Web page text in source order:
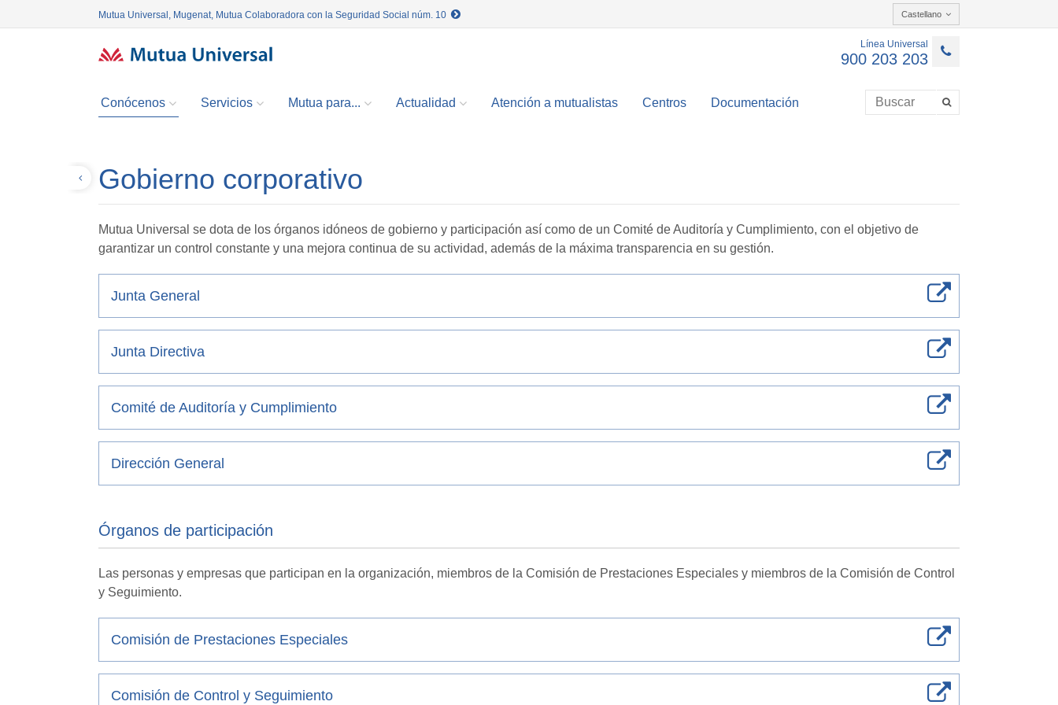
Mutua Universal, Mugenat, Mutua Colaboradora con la Seguridad Social núm. 10 Castellano
Línea Universal
900 203 203
Conócenos Servicios Mutua para... Actualidad Atención a mutualistas Centros Documentación
Gobierno corporativo
Mutua Universal se dota de los órganos idóneos de gobierno y participación así como de un Comité de Auditoría y Cumplimiento, con el objetivo de
garantizar un control constante y una mejora continua de su actividad, además de la máxima transparencia en su gestión.
Junta General
Junta Directiva
Comité de Auditoría y Cumplimiento
Dirección General
Órganos de participación
Las personas y empresas que participan en la organización, miembros de la Comisión de Prestaciones Especiales y miembros de la Comisión de Control
y Seguimiento.
Comisión de Prestaciones Especiales
Comisión de Control y Seguimiento